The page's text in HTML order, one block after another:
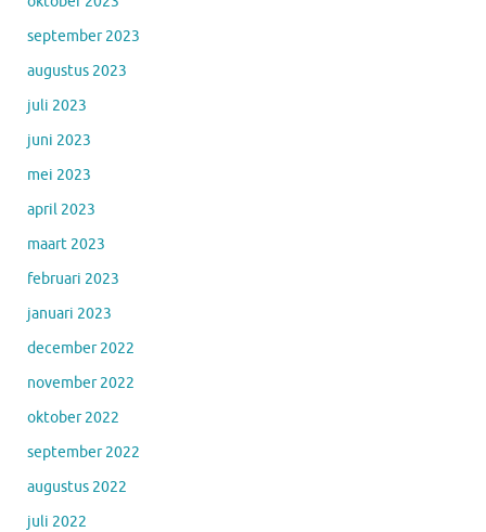
september 2023
augustus 2023
juli 2023
juni 2023
mei 2023
april 2023
maart 2023
februari 2023
januari 2023
december 2022
november 2022
oktober 2022
september 2022
augustus 2022
juli 2022